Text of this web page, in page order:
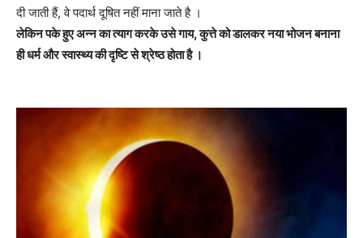
दी जाती हैं, वे पदार्थ दूषित नहीं माना जाते है ।
लेकिन पके हुए अन्न का त्याग करके उसे गाय, कुत्ते को डालकर नया भोजन बनाना
ही धर्म और स्वास्थ्य की दृष्टि से श्रेष्ठ होता है ।